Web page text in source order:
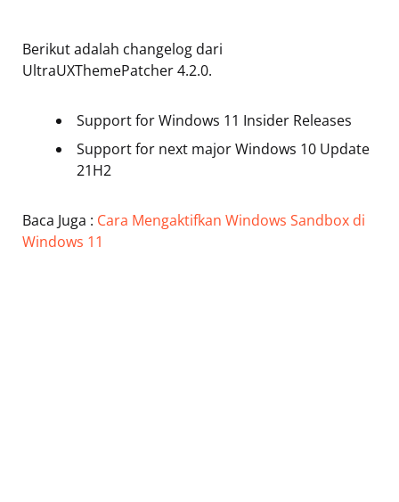
Berikut adalah changelog dari
UltraUXThemePatcher 4.2.0.
Support for Windows 11 Insider Releases
Support for next major Windows 10 Update
21H2
Baca Juga : Cara Mengaktifkan Windows Sandbox di
Windows 11